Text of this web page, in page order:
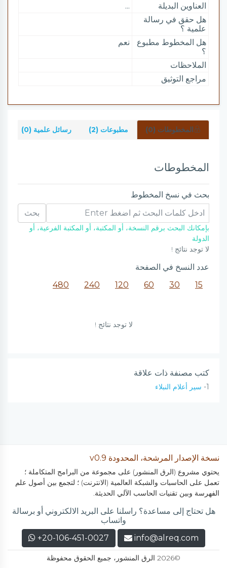
العناوين البديلة
...
هل حقق في رسالة
علمية ؟
هل المخطوط مطبوع
؟
نعم
الملاحظات
مراجع التوثيق
المخطوطات (0) مطبوعات (2) رسائل علمية (0)
المخطوطات
بحث في نسخ المخطوط
بحث
بإمكانك البحث برقم النسخة، أو المكتبة، أو المكتبة الفرعية، أو
الدولة
لا توجد نتائج !
عدد النسخ في الصفحة
15
30
60
120
240
480
لا توجد نتائج !
كتب مصنفة ذات علاقة
1- سير أعلام النبلاء
نسخة الإصدار المرشحة، المحدودة v0.9
يحتوي مشروع (الرق المنشور) على مجموعة من البرامج المتكاملة ؛
تعمل على الحاسبات والشبكة العالمية (الانترنت) ؛ لتجمع بين أصول علم
الفهرسة وبين تقنيات الحاسب الآلي الحديثة.
هل تحتاج إلى مساعدة؟ راسلنا على البريد الالكتروني أو برسالة
واتساب
info@alreq.com
+20-106-451-0027
©2026 الرق المنشور، جميع الحقوق محفوظة